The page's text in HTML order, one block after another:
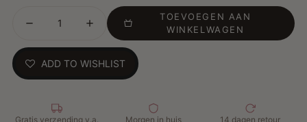
Belangrijkste Kenmerken:
Sub-micron technologie: Versterkt de beschermende
barrière van de hoofdhuid
Forbidden Black Rice: Bevordert haargroei en
beschermt tegen haaruitval
Saw Palmetto: Versterkt het haar en vermindert
haaruitval
TOEVOEGEN AAN
WINKELWAGEN
ADD TO WISHLIST
Gratis verzending v.a.
Morgen in huis 14 dagen retour